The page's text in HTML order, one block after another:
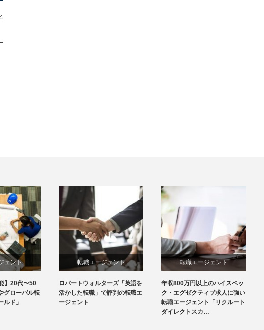
ェント
】20代〜50
グローバル転
ルド」
転職エージェント
ロバートウォルターズ「英語を
活かした転職」で評判の転職エ
ージェント
転職エージェント
年収800万円以上のハイスペッ
ク・エグゼクティブ求人に強い
転職エージェント「リクルート
ダイレクトスカ…